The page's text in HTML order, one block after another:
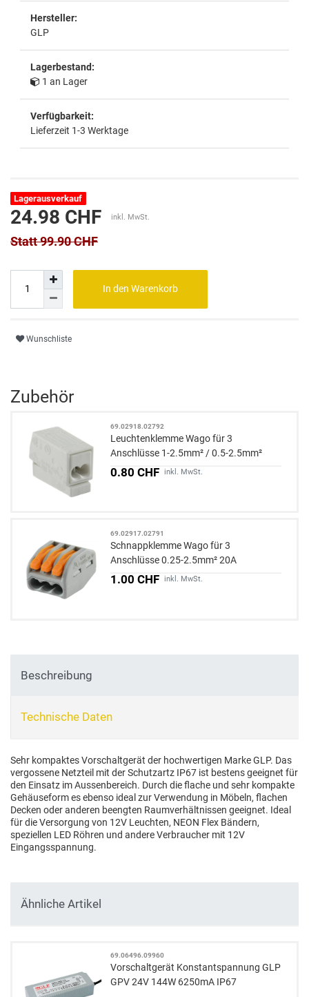
Hersteller:
GLP
Lagerbestand:
1 an Lager
Verfügbarkeit:
Lieferzeit 1-3 Werktage
Lagerausverkauf
Statt 99.90 CHF
24.98 CHF inkl. MwSt.
In den Warenkorb
Wunschliste
Zubehör
69.02918.02792
Leuchtenklemme Wago für 3
Anschlüsse 1-2.5mm² / 0.5-2.5mm²
weiss
0.80 CHF inkl. MwSt.
69.02917.02791
Schnappklemme Wago für 3
Anschlüsse 0.25-2.5mm² 20A
1.00 CHF inkl. MwSt.
Beschreibung
Technische Daten
Sehr kompaktes Vorschaltgerät der hochwertigen Marke GLP. Das
vergossene Netzteil mit der Schutzartz IP67 ist bestens geeignet für
den Einsatz im Aussenbereich. Durch die flache und sehr kompakte
Gehäuseform es ebenso ideal zur Verwendung in Möbeln, flachen
Decken oder anderen beengten Raumverhältnissen geeignet. Ideal
für die Versorgung von 12V Leuchten, NEON Flex Bändern,
speziellen LED Röhren und andere Verbraucher mit 12V
Eingangsspannung.
Ähnliche Artikel
69.06496.09960
Vorschaltgerät Konstantspannung GLP
GPV 24V 144W 6250mA IP67